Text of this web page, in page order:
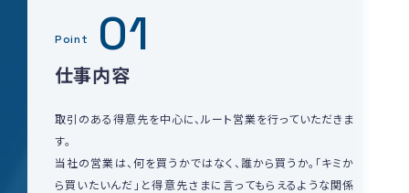
Point 01
仕事内容
取引のある得意先を中心に、ルート営業を行っていただきま
す。
当社の営業は、何を買うかではなく、誰から買うか。「キミか
ら買いたいんだ」と得意先さまに言ってもらえるような関係